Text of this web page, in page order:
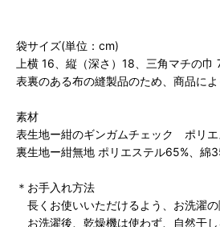
袋サイズ(単位：cm)
上横 16、縦（深さ）18、三角マチの巾
表裏のある布の縫製品のため、商品に
素材
表生地ー紺のギンガムチェック ポリ
裏生地ー紺無地 ポリエステル65%、綿
＊お手入れ方法
長くお使いいただけるよう、お洗濯の
お洗濯後、乾燥機は使わず、自然干し